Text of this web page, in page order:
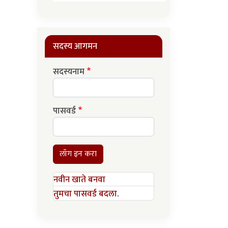
सदस्य आगमन
सदस्यनाम
पासवर्ड
लॉग इन करा
नवीन खाते बनवा
तुमचा पासवर्ड बदला.